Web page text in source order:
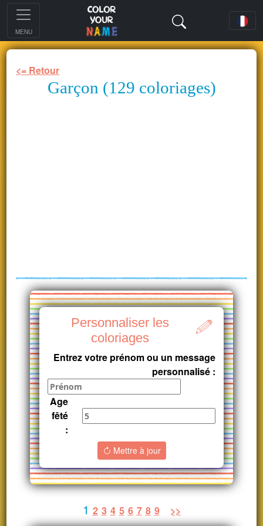
MENU
<= Retour
Garçon (129 coloriages)
Personnaliser les
coloriages
Entrez votre prénom ou un message
personnalisé :
Age
fêté
:
Mettre à jour
1 2 3 4 5 6 7 8 9 >>